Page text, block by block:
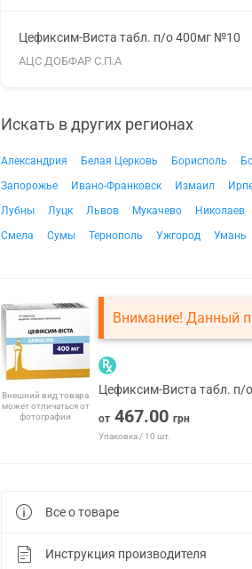
Цефиксим-Виста табл. п/о 400мг №10
АЦС ДОБФАР С.П.А
Искать в других регионах
Александрия Белая Церковь Борисполь
Запорожье
Ивано-Франковск Измаил
Лубны
Луцк Львов Мукачево Николаев
Смела
Сумы Тернополь Ужгород Умань
Внешний вид товара
может отличаться от
фотографии
Внимание! Данный
Цефиксим-Виста табл. п/
от 467.00 грн
Упаковка / 10 шт.
Все о товаре
Инструкция производителя